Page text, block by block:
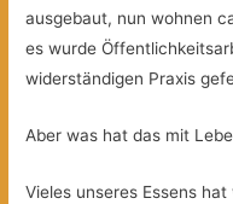
ausgebaut, nun wohnen
es wurde
widerständigen Praxis
Aber was hat das mit
Vieles unseres Essens